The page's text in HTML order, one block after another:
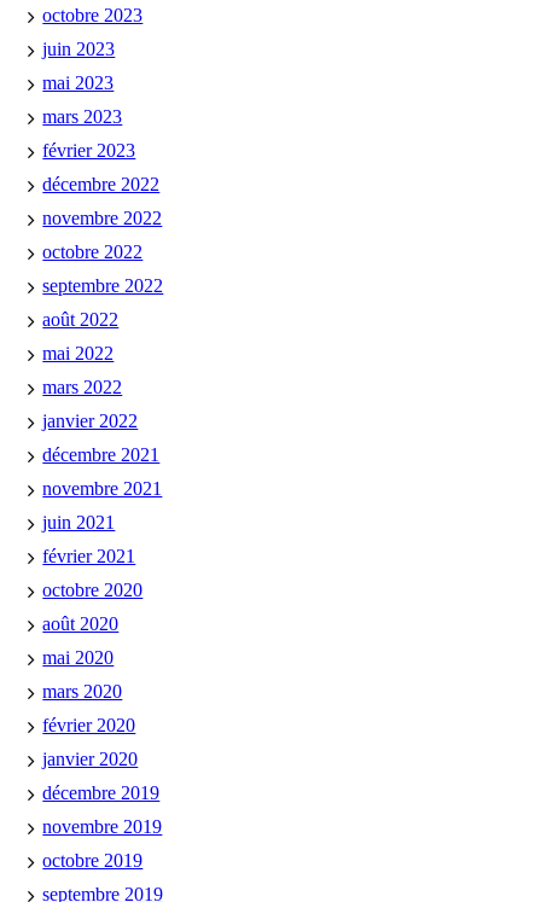
octobre 2023
juin 2023
mai 2023
mars 2023
février 2023
décembre 2022
novembre 2022
octobre 2022
septembre 2022
août 2022
mai 2022
mars 2022
janvier 2022
décembre 2021
novembre 2021
juin 2021
février 2021
octobre 2020
août 2020
mai 2020
mars 2020
février 2020
janvier 2020
décembre 2019
novembre 2019
octobre 2019
septembre 2019